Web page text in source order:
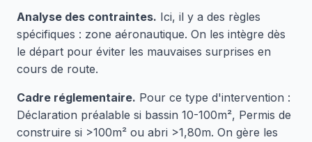
Analyse des contraintes. Ici, il y a des règles
spécifiques : zone aéronautique. On les intègre dès
le départ pour éviter les mauvaises surprises en
cours de route.
Cadre réglementaire. Pour ce type d'intervention :
Déclaration préalable si bassin 10-100m², Permis de
construire si >100m² ou abri >1,80m. On gère les